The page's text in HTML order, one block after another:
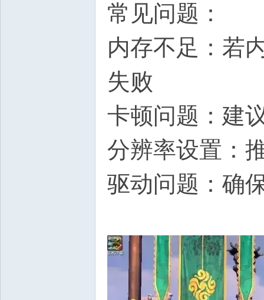
常见问题：
内存不足：若
失败
卡顿问题：建
分辨率设置：
驱动问题：确